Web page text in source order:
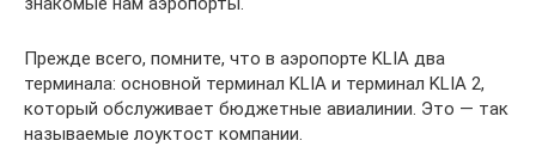
Прежде всего, помните, что в аэропорте KLIA два
терминала: основной терминал KLIA и терминал KLIA 2,
который обслуживает бюджетные авиалинии. Это — так
называемые лоуктост компании.